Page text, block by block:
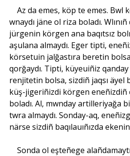
Az da emes, köp te emes. Bwl
wnaydı jäne ol riza boladı. Wlınıñ
jürgenin körgen ana baqıtsız
aşulana almaydı. Eger tipti,
körsetuin jalğastıra beretin
qorğaydı. Tipti, küyeuiñiz
renjitetin bolsa, sizdiñ jaqsı äyel
küş-jigeriñizdi körgen eneñizdiñ
boladı. Al, mwnday artilleriyağa
twra almaydı. Sonday-aq,
närse sizdiñ baqılauıñızda
Sonda ol eşteñege